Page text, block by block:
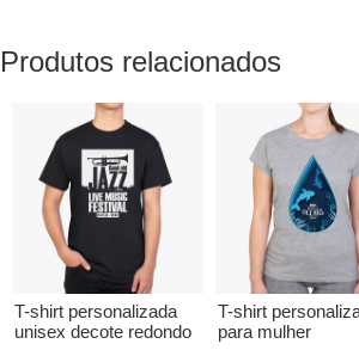
Produtos relacionados
T-shirt personalizada
unisex decote redondo
T-shirt
para mulher